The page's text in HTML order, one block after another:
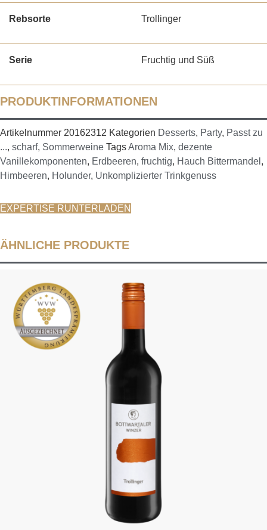
Rebsorte Trollinger
Serie Fruchtig und Süß
PRODUKTINFORMATIONEN
Artikelnummer 20162312 Kategorien Desserts, Party, Passt zu
..., scharf, Sommerweine TagsAroma Mix, dezente
Vanillekomponenten, Erdbeeren, fruchtig, Hauch Bittermandel ,
Himbeeren, Holunder, Unkomplizierter Trinkgenuss
EXPERTISE RUNTERLADEN
ÄHNLICHE PRODUKTE